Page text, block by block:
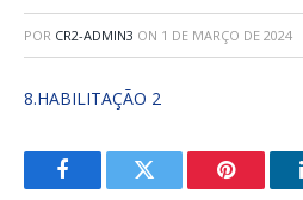
POR CR2-ADMIN3 ON 1 DE MARÇO DE 2024
8.HABILITAÇÃO 2
FacebookTwitter Pinterest